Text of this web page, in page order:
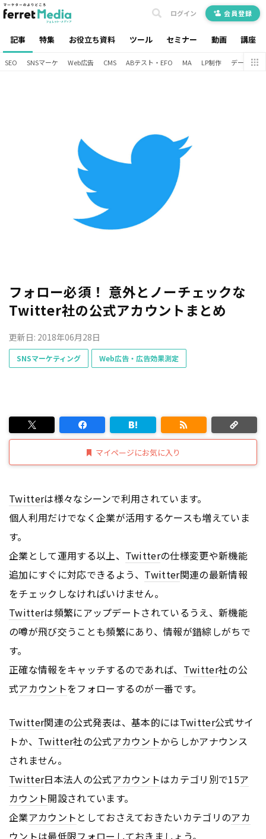
記事 特集 お役立ち資料 ツール セミナー 動画 講座
ログイン 会員登録
SEO SNSマーケ Web広告 CMS ABテスト・EFO MA LP制作 データ分析
フォロー必須！ 意外とノーチェックな
Twitter社の公式アカウントまとめ
更新日: 2018年06月28日
SNSマーケティング Web広告・広告効果測定
マイページにお気に入り
Twitterは様々なシーンで利用されています。
個人利用だけでなく企業が活用するケースも増えていま
す。
企業として運用する以上、 Twitterの仕様変更や新機能
追加にすぐに対応できるよう、 Twitter関連の最新情報
をチェックしなければいけません。
Twitterは頻繁にアップデートされているうえ、新機能
の噂が飛び交うことも頻繁にあり、情報が錯綜しがちで
す。
正確な情報をキャッチするのであれば、 Twitter社の公
式アカウントをフォローするのが一番です。
Twitter関連の公式発表は、基本的にはTwitter公式サイ
トか、 Twitter社の公式アカウントからしかアナウンス
されません。
Twitter日本法人の公式アカウントはカテゴリ別で15ア
カウント開設されています。
企業アカウント としておさえておきたいカテゴリのアカ
ウントは最低限フォローしておきましょう。